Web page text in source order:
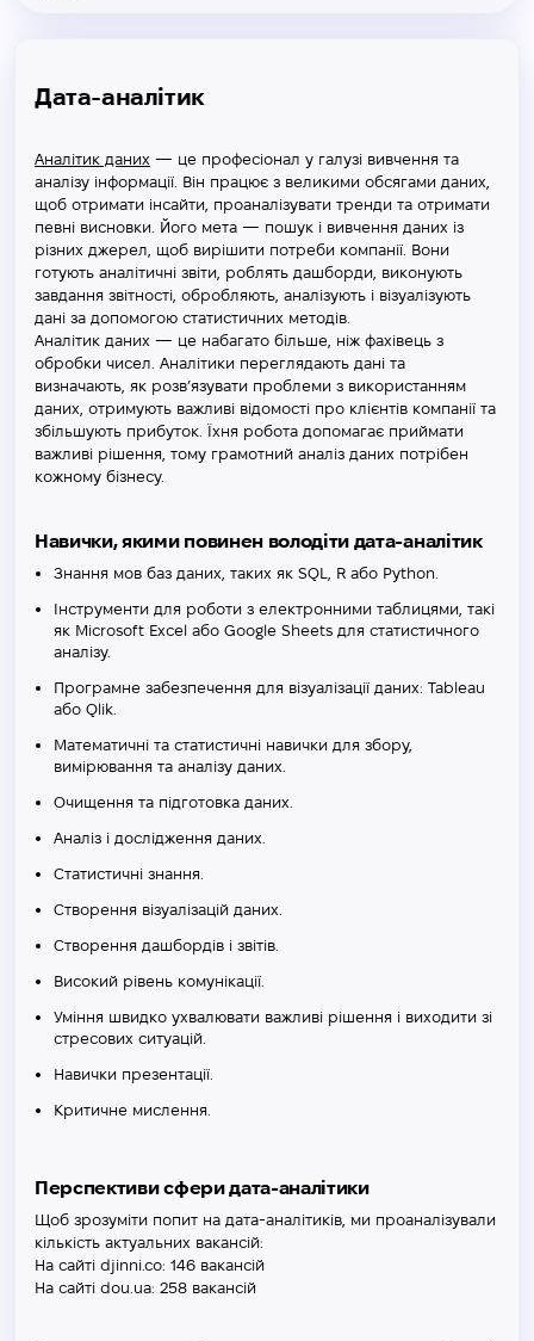
Дата-аналітик
Аналітик даних — це професіонал у галузі вивчення та
аналізу інформації. Він працює з великими обсягами даних,
щоб отримати інсайти, проаналізувати тренди та отримати
певні висновки. Його мета — пошук і вивчення даних із
різних джерел, щоб вирішити потреби компанії. Вони
готують аналітичні звіти, роблять дашборди, виконують
завдання звітності, обробляють, аналізують і візуалізують
дані за допомогою статистичних методів.
Аналітик даних — це набагато більше, ніж фахівець з
обробки чисел. Аналітики переглядають дані та
визначають, як розв’язувати проблеми з використанням
даних, отримують важливі відомості про клієнтів компанії та
збільшують прибуток. Їхня робота допомагає приймати
важливі рішення, тому грамотний аналіз даних потрібен
кожному бізнесу.
Навички, якими повинен володіти дата-аналітик
Знання мов баз даних, таких як SQL, R або Python.
Інструменти для роботи з електронними таблицями, такі
як Microsoft Excel або Google Sheets для статистичного
аналізу.
Програмне забезпечення для візуалізації даних: Tableau
або Qlik.
Математичні та статистичні навички для збору,
вимірювання та аналізу даних.
Очищення та підготовка даних.
Аналіз і дослідження даних.
Статистичні знання.
Створення візуалізацій даних.
Створення дашбордів і звітів.
Високий рівень комунікації.
Уміння швидко ухвалювати важливі рішення і виходити зі
стресових ситуацій.
Навички презентації.
Критичне мислення.
Перспективи сфери дата-аналітики
Щоб зрозуміти попит на дата-аналітиків, ми проаналізували
кількість актуальних вакансій:
На сайті djinni.co: 146 вакансій
На сайті dou.ua: 258 вакансій